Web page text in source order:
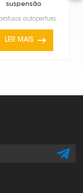
suspensão
painéis solares
Os parafusos autoperfurantes para suspensão de painéis solares são fixadores práticos usados para pr...
LER MAIS